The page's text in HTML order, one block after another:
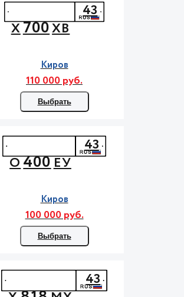
Х700ХВ
43
Киров
110 000 руб.
Выбрать
О400ЕУ
43
Киров
100 000 руб.
Выбрать
43